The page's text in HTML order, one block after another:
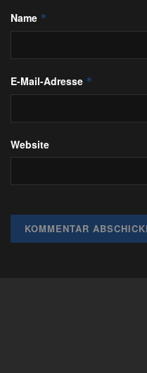
Name *
E-Mail-Adresse *
Website